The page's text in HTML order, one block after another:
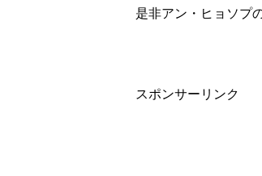
是非アン・ヒョソプ
スポンサーリンク